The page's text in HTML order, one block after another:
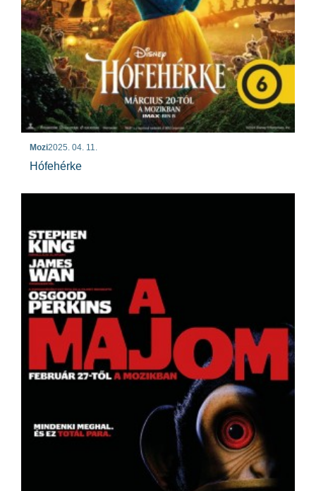
Mozi2025. 04. 11.
Hófehérke